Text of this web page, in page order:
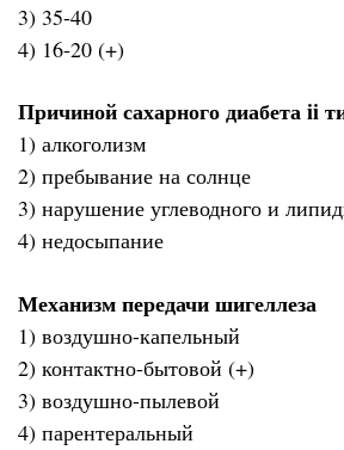
3) 35-40
4) 16-20 (+)
Причиной сахарного диабета ii
1) алкоголизм
2) пребывание на солнце
3) нарушение углеводного и
4) недосыпание
Механизм передачи шигеллеза
1) воздушно-капельный
2) контактно-бытовой (+)
3) воздушно-пылевой
4) парентеральный